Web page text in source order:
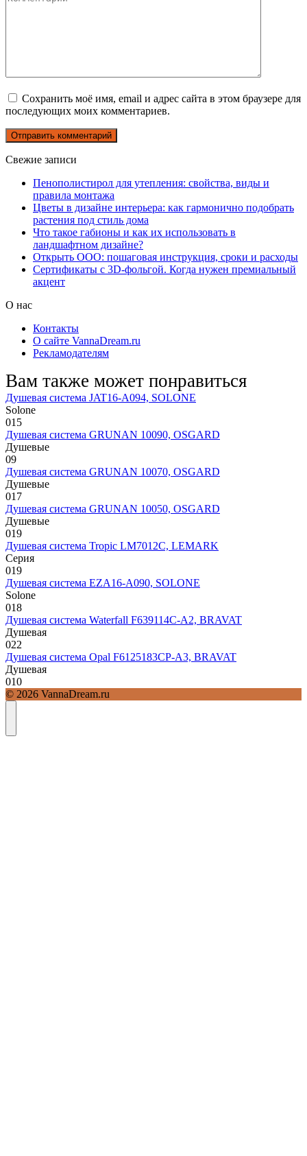
Сохранить моё имя, email и адрес сайта в этом браузере для
последующих моих комментариев.
Свежие записи
Пенополистирол для утепления: свойства, виды и
правила монтажа
Цветы в дизайне интерьера: как гармонично подобрать
растения под стиль дома
Что такое габионы и как их использовать в
ландшафтном дизайне?
Открыть ООО: пошаговая инструкция, сроки и расходы
Сертификаты с 3D-фольгой. Когда нужен премиальный
акцент
О нас
Контакты
О сайте VannaDream.ru
Рекламодателям
Вам также может понравиться
Душевая система JAT16-A094, SOLONE
Solone
015
Душевая система GRUNAN 10090, OSGARD
Душевые
09
Душевая система GRUNAN 10070, OSGARD
Душевые
017
Душевая система GRUNAN 10050, OSGARD
Душевые
019
Душевая система Tropic LM7012C, LEMARK
Серия
019
Душевая система EZA16-A090, SOLONE
Solone
018
Душевая система Waterfall F639114C-A2, BRAVAT
Душевая
022
Душевая система Opal F6125183CP-A3, BRAVAT
Душевая
010
© 2026 VannaDream.ru